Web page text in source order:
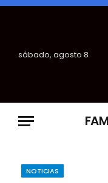
sábado, agosto 8
NOTICIAS